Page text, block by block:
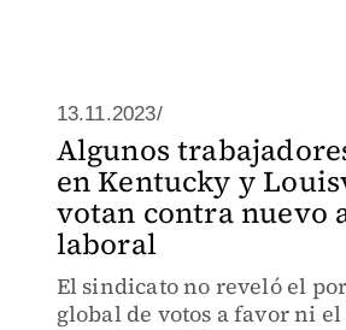
13.11.2023/
Algunos
en Kentucky y
votan contra nuevo
laboral
El sindicato no reveló el
global de votos a favor ni